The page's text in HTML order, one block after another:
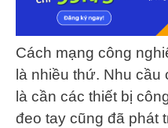
Cách mạng công
là nhiều thứ. Nhu
là cần các thiết bị
đeo tay cũng đã phát